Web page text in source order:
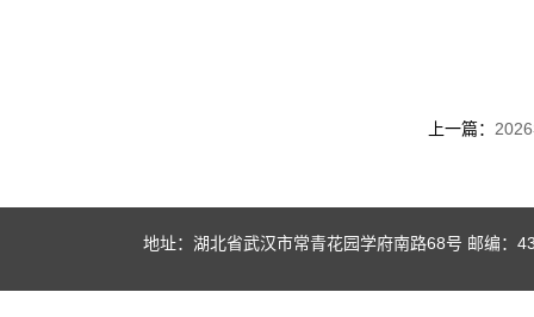
上一篇：
地址：湖北省武汉市常青花园学府南路68号 邮编：